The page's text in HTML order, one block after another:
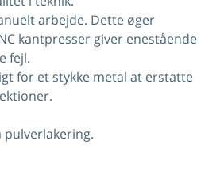
arbejde. Dette øger
kantpresser giver enestående
fejl.
for et stykke metal at erstatte
pulverlakering.